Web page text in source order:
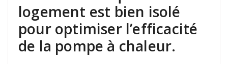
logement est bien isolé
pour optimiser l’efficacité
de la pompe à chaleur.